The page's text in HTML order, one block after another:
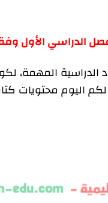
الدراسي الأول
الدراسية المهمة،
لكم اليوم